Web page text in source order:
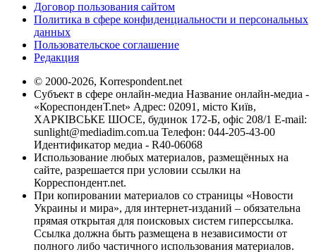
Договор пользования сайтом
Политика в сфере конфиденциальности и персональных
данных
Пользовательское соглашение
Редакция
© 2000-2026, Korrespondent.net
Субъект в сфере онлайн-медиа Название онлайн-медиа -
«КореспонденТ.net» Адрес: 02091, місто Київ,
ХАРКІВСЬКЕ ШОСЕ, будинок 172-Б, офіс 208/1 E-mail:
sunlight@mediadim.com.ua Телефон: 044-205-43-00
Идентификатор медиа - R40-06068
Использование любых материалов, размещённых на
сайте, разрешается при условии ссылки на
Корреспондент.net.
При копировании материалов со страницы «Новости
Украины и мира», для интернет-изданий – обязательна
прямая открытая для поисковых систем гиперссылка.
Ссылка должна быть размещена в независимости от
полного либо частичного использования материалов.